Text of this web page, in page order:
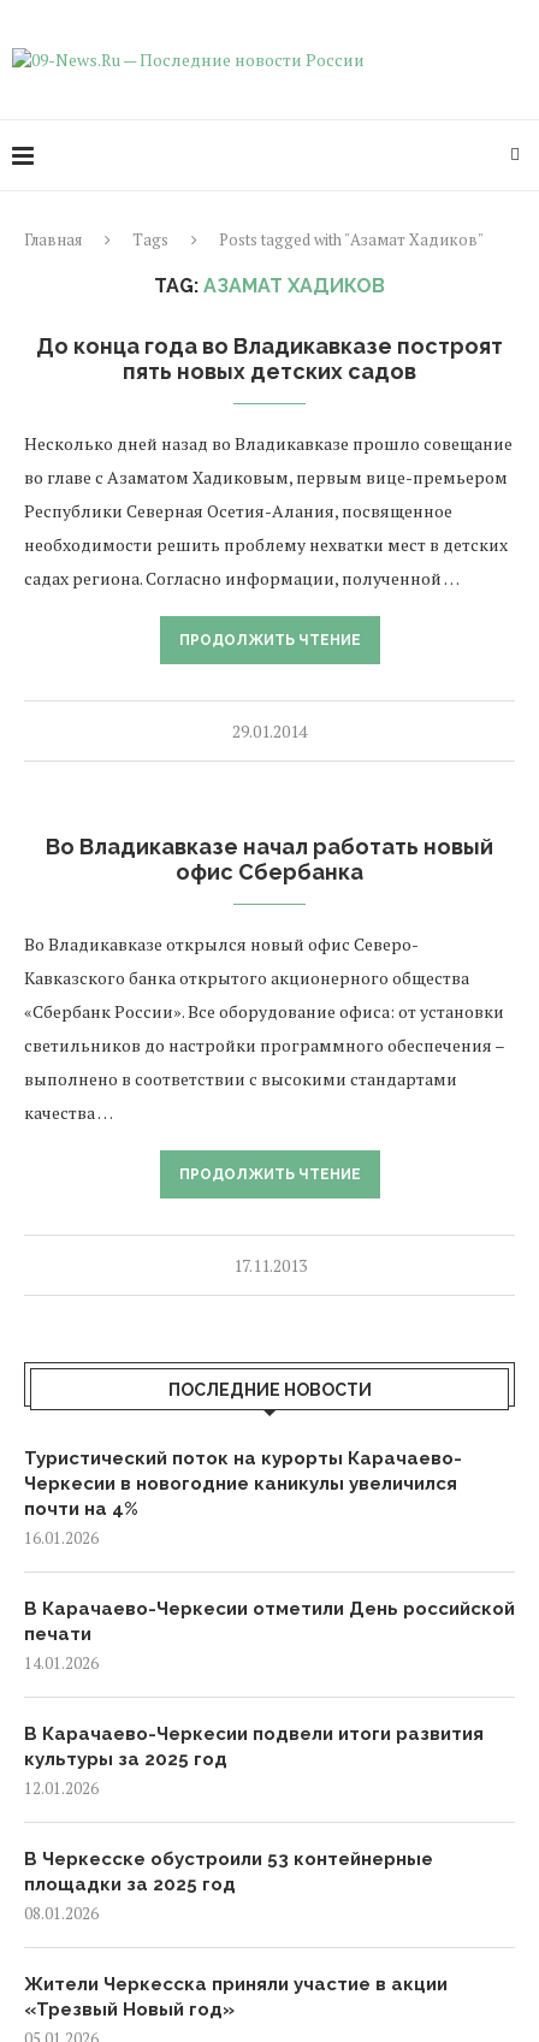
Главная Tags Posts tagged with "Азамат Хадиков"
TAG: АЗАМАТ ХАДИКОВ
До конца года во Владикавказе построят
пять новых детских садов
Несколько дней назад во Владикавказе прошло совещание
во главе с Азаматом Хадиковым, первым вице-премьером
Республики Северная Осетия-Алания, посвященное
необходимости решить проблему нехватки мест в детских
садах региона. Согласно информации, полученной …
ПРОДОЛЖИТЬ ЧТЕНИЕ
29.01.2014
Во Владикавказе начал работать новый
офис Сбербанка
Во Владикавказе открылся новый офис Северо-
Кавказского банка открытого акционерного общества
«Сбербанк России». Все оборудование офиса: от установки
светильников до настройки программного обеспечения –
выполнено в соответствии с высокими стандартами
качества …
ПРОДОЛЖИТЬ ЧТЕНИЕ
17.11.2013
ПОСЛЕДНИЕ НОВОСТИ
Туристический поток на курорты Карачаево-
Черкесии в новогодние каникулы увеличился
почти на 4%
16.01.2026
В Карачаево-Черкесии отметили День российской
печати
14.01.2026
В Карачаево-Черкесии подвели итоги развития
культуры за 2025 год
12.01.2026
В Черкесске обустроили 53 контейнерные
площадки за 2025 год
08.01.2026
Жители Черкесска приняли участие в акции
«Трезвый Новый год»